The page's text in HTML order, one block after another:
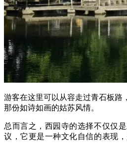
游客在这里可以从容走过青石板路
那份如诗如画的姑苏风情。
总而言之，西园寺的选择不仅仅
议，它更是一种文化自信的表现